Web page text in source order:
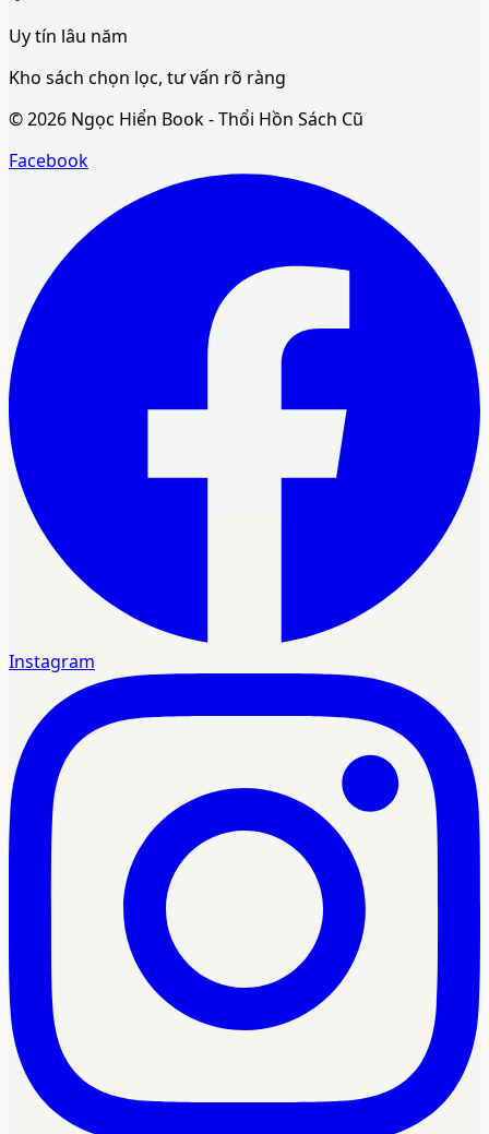
Uy tín lâu năm
Kho sách chọn lọc, tư vấn rõ ràng
©2026 Ngọc Hiển Book - Thổi Hồn Sách Cũ
Facebook
Instagram